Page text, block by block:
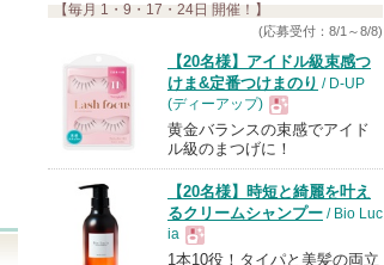
【毎月 1・9・17・24日 開催！】
(応募受付：8/1～8/8)
【20名様】アイドル級束感つ
けま&定番つけまのり / D-UP
(ディーアップ)
現
品
黄金バランスの束感でアイド
ル級のまつげに！
【20名様】時短と綺麗を叶え
るクリームシャンプー / Bio Luc
ia
現
1本10役！タイパと美髪の両立